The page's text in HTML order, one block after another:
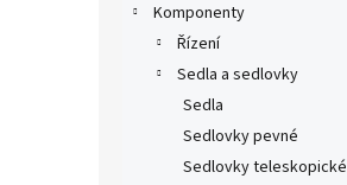
Komponenty
Řízení
Sedla a sedlovky
Sedla
Sedlovky pevné
Sedlovky teleskopické